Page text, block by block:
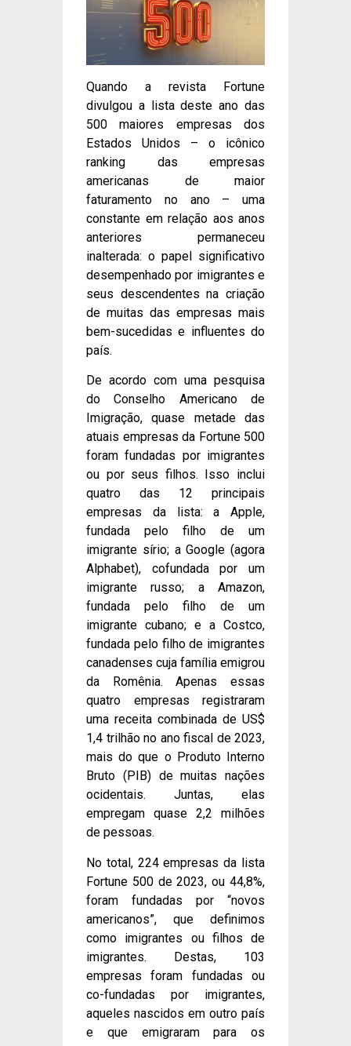
Quando a revista Fortune
divulgou a lista deste ano das
500 maiores empresas dos
Estados Unidos – o icônico
ranking das empresas
americanas de maior
faturamento no ano – uma
constante em relação aos anos
anteriores permaneceu
inalterada: o papel significativo
desempenhado por imigrantes e
seus descendentes na criação
de muitas das empresas mais
bem-sucedidas e influentes do
país.
De acordo com uma pesquisa
do Conselho Americano de
Imigração, quase metade das
atuais empresas da Fortune 500
foram fundadas por imigrantes
ou por seus filhos. Isso inclui
quatro das 12 principais
empresas da lista: a Apple,
fundada pelo filho de um
imigrante sírio; a Google (agora
Alphabet), cofundada por um
imigrante russo; a Amazon,
fundada pelo filho de um
imigrante cubano; e a Costco,
fundada pelo filho de imigrantes
canadenses cuja família emigrou
da Romênia. Apenas essas
quatro empresas registraram
uma receita combinada de US$
1,4 trilhão no ano fiscal de 2023,
mais do que o Produto Interno
Bruto (PIB) de muitas nações
ocidentais. Juntas, elas
empregam quase 2,2 milhões
de pessoas.
No total, 224 empresas da lista
Fortune 500 de 2023, ou 44,8%,
foram fundadas por “novos
americanos”, que definimos
como imigrantes ou filhos de
imigrantes. Destas, 103
empresas foram fundadas ou
co-fundadas por imigrantes,
aqueles nascidos em outro país
e que emigraram para os